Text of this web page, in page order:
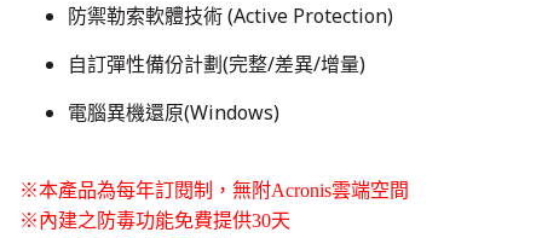
防禦勒索軟體技術 (Active Protection)
​自訂彈性備份計劃(完整/差異/增量)
​電腦異機還原(Windows)
※本產品為每年訂閱制，無附Acronis雲端空間
​※內建之防毒功能免費提供30天